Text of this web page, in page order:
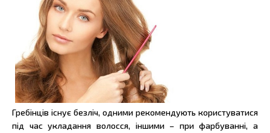
Гребінців існує безліч, одними рекомендують користуватися
під час укладання волосся, іншими – при фарбуванні, а